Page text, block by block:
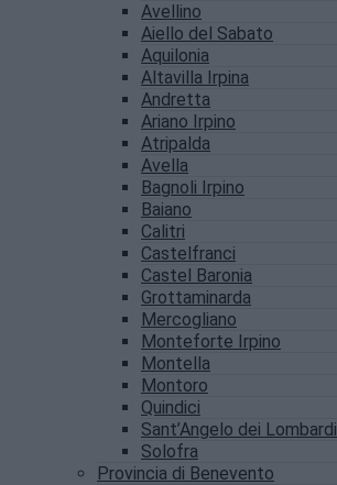
Avellino
Aiello del Sabato
Aquilonia
Altavilla Irpina
Andretta
Ariano Irpino
Atripalda
Avella
Bagnoli Irpino
Baiano
Calitri
Castelfranci
Castel Baronia
Grottaminarda
Mercogliano
Monteforte Irpino
Montella
Montoro
Quindici
Sant’Angelo dei Lombardi
Solofra
Provincia di Benevento